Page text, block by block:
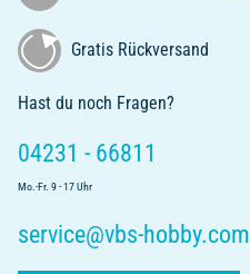
Gratis Rückversand
Hast du noch Fragen?
04231 - 66811
Mo.-Fr. 9 - 17 Uhr
service@vbs-hobby.com